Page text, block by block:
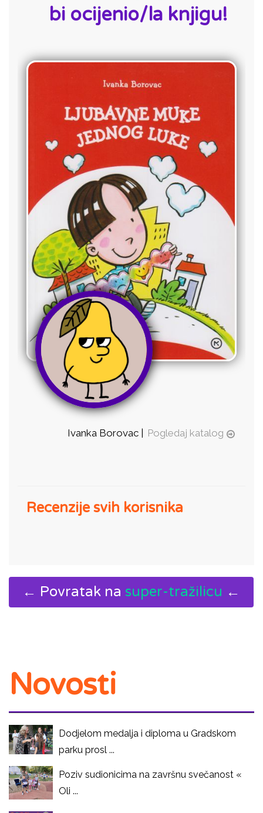
bi ocijenio/la knjigu!
Ivanka Borovac | Pogledaj katalog
Recenzije svih korisnika
← Povratak na super-tražilicu ←
Novosti
Dodjelom medalja i diploma u Gradskom
parku prosl ...
Poziv sudionicima na završnu svečanost «
Oli ...